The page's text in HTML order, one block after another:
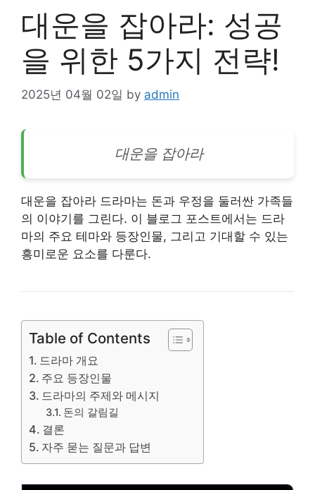
대운을 잡아라: 성공
을 위한 5가지 전략!
2025년 04월 02일 by admin
대운을 잡아라
대운을 잡아라 드라마는 돈과 우정을 둘러싼 가족들
의 이야기를 그린다. 이 블로그 포스트에서는 드라
마의 주요 테마와 등장인물, 그리고 기대할 수 있는
흥미로운 요소를 다룬다.
Table of Contents
드라마 개요
주요 등장인물
드라마의 주제와 메시지
돈의 갈림길
결론
자주 묻는 질문과 답변